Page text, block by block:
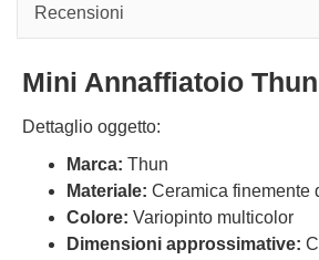
Recensioni
Mini Annaffiatoio
Dettaglio oggetto:
Marca: Thun
Materiale: Ceramica finemente
Colore: Variopinto multicolor
Dimensioni approssimative: